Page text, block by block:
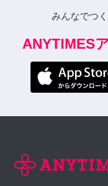
みんなでつ
ANYTIMES